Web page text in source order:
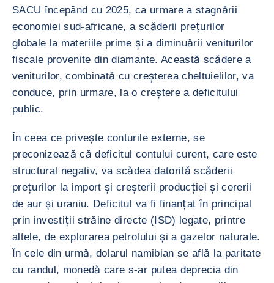
SACU începând cu 2025, ca urmare a stagnării
economiei sud-africane, a scăderii prețurilor
globale la materiile prime și a diminuării veniturilor
fiscale provenite din diamante. Această scădere a
veniturilor, combinată cu creșterea cheltuielilor, va
conduce, prin urmare, la o creștere a deficitului
public.
În ceea ce privește conturile externe, se
preconizează că deficitul contului curent, care este
structural negativ, va scădea datorită scăderii
prețurilor la import și creșterii producției și cererii
de aur și uraniu. Deficitul va fi finanțat în principal
prin investiții străine directe (ISD) legate, printre
altele, de explorarea petrolului și a gazelor naturale.
În cele din urmă, dolarul namibian se află la paritate
cu randul, monedă care s-ar putea deprecia din